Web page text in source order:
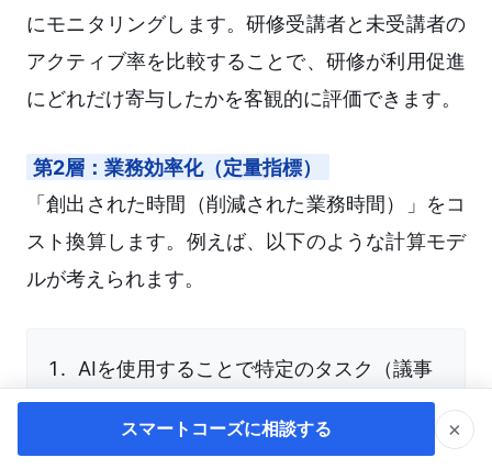
にモニタリングします。研修受講者と未受講者の
アクティブ率を比較することで、研修が利用促進
にどれだけ寄与したかを客観的に評価できます。
第2層：業務効率化（定量指標）
「創出された時間（削減された業務時間）」をコ
スト換算します。例えば、以下のような計算モデ
ルが考えられます。
AIを使用することで特定のタスク（議事
録の要約など）が平均して何分短縮され
るかを実測。
スマートコーズに相談する ×